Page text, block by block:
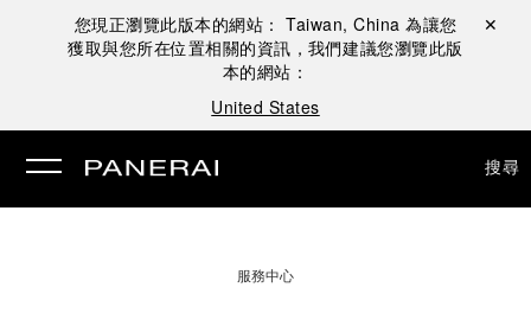
您現正瀏覽此版本的網站： Taiwan, China 為讓您
獲取與您所在位置相關的資訊，我們建議您瀏覽此版
本的網站：
United States
關閉 ✕
搜尋
服務中心